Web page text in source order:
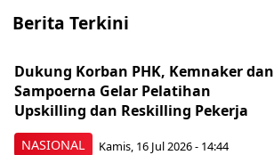
Berita Terkini
NASIONAL
Dukung Korban PHK, Kemnaker dan
Sampoerna Gelar Pelatihan
Upskilling dan Reskilling Pekerja
Kamis, 16 Jul 2026 - 14:44